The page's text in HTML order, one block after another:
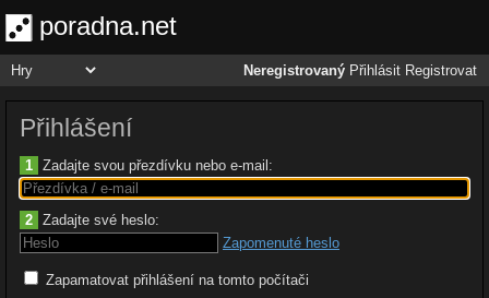
poradna.net
Neregistrovaný Přihlásit Registrovat
Přihlášení
1 Zadajte svou přezdívku nebo e-mail:
2 Zadajte své heslo:
Zapomenuté heslo
Zapamatovat přihlášení na tomto počítači